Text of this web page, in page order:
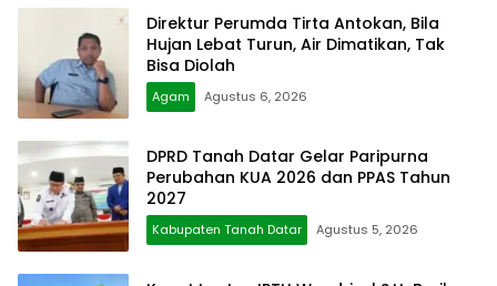
Direktur Perumda Tirta Antokan, Bila
Hujan Lebat Turun, Air Dimatikan, Tak
Bisa Diolah
Agam Agustus 6, 2026
DPRD Tanah Datar Gelar Paripurna
Perubahan KUA 2026 dan PPAS Tahun
2027
Kabupaten Tanah Datar Agustus 5, 2026